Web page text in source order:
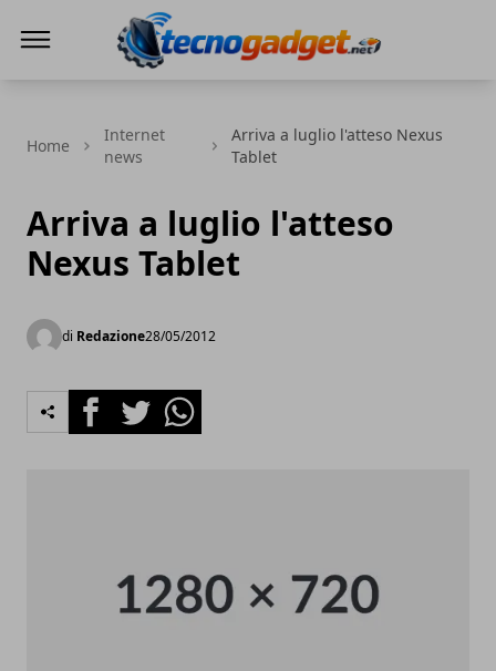
Home
Internet
news
Arriva a luglio l'atteso Nexus
Tablet
Arriva a luglio l'atteso
Nexus Tablet
di Redazione28/05/2012
FacebookTwitterWhatsapp